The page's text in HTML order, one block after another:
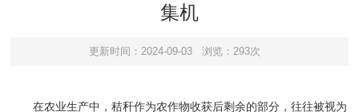
集机
更新时间：2024-09-03 浏览：293次
在农业生产中，秸秆作为农作物收获后剩余的部分，往往被视为